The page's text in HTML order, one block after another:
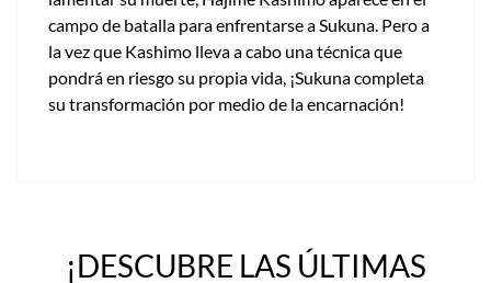
campo de batalla para enfrentarse a Sukuna. Pero a
la vez que Kashimo lleva a cabo una técnica que
pondrá en riesgo su propia vida, ¡Sukuna completa
su transformación por medio de la encarnación!
¡DESCUBRE LAS ÚLTIMAS